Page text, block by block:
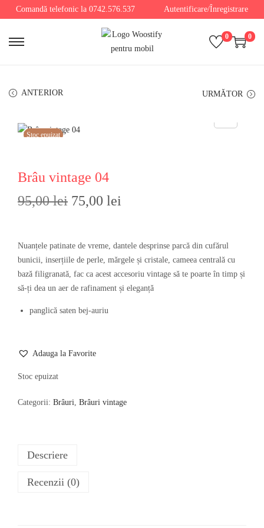
Comandă telefonic la 0742.576.537 Autentificare/Înregistrare
0 0
ANTERIOR URMĂTOR
Stoc epuizat
Brâu vintage 04
95,00lei 75,00 lei
Nuanțele patinate de vreme, dantele desprinse parcă din cufărul
bunicii, inserțiile de perle, mărgele și cristale, cameea centrală cu
bază filigranată, fac ca acest accesoriu vintage să te poarte în timp și
să-ți dea un aer de rafinament și eleganță
panglică saten bej-auriu
Adauga la Favorite
Stoc epuizat
Categorii: Brâuri Brâuri vintage
Descriere
Recenzii (0)